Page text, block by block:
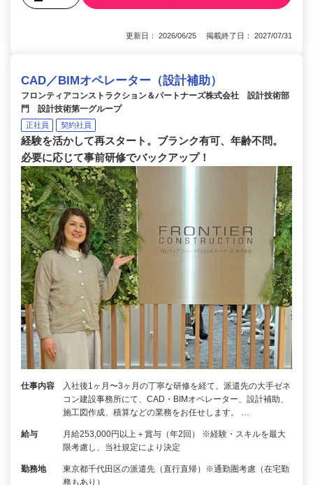
更新日： 2026/06/25 掲載終了日： 2027/07/31
CAD／BIMオペレーター（設計補助）
フロンティアコンストラクション＆パートナーズ株式会社 設計技術部
門 設計技術第一グループ
正社員 契約社員
経験を活かして再スタート。ブランク有可、年齢不問。
必要に応じて事前研修でバックアップ！
仕事内容
入社後1ヶ月〜3ヶ月の丁寧な研修を経て、派遣先の大手ゼネ
コン建設事務所にて、CAD・BIMオペレーター、設計補助、
施工図作成、積算などの業務をお任せします。 …
給与
月給253,000円以上＋賞与（年2回） ※経験・スキルを最大
限考慮し、当社規定により決定
勤務地
東京都千代田区の派遣先（直行直帰）※通勤圏考慮（在宅勤
務もあり）